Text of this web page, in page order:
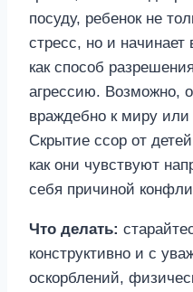
посуду, ребенок не
стресс, но и
как способ
агрессию. Возможно,
враждебно к миру или
Скрытие ссор от
как они чувствуют
себя причиной
Что делать:
конструктивно и с
оскорблений,